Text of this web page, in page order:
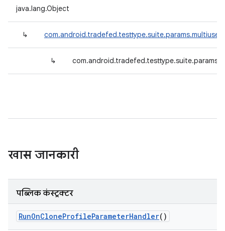
java.lang.Object
↳
↳
खास जानकारी
पब्लिक कंस्ट्रक्टर
RunOnCloneProfileParameterHandler()